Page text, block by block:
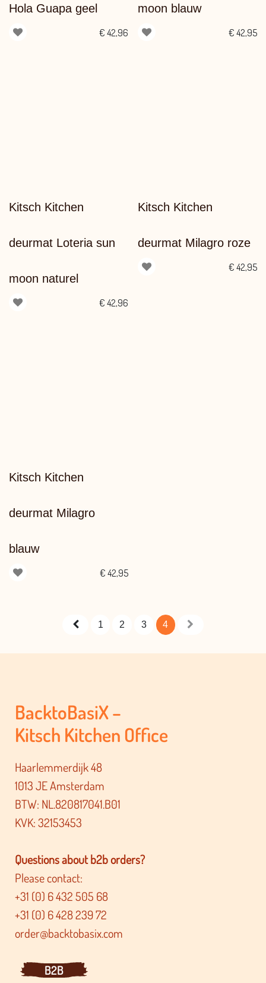
Hola Guapa geel
€ 42,96
moon blauw
€ 42,95
Kitsch Kitchen
deurmat Loteria sun
moon naturel
€ 42,96
Kitsch Kitchen
deurmat Milagro roze
€ 42,95
Kitsch Kitchen
deurmat Milagro
blauw
€ 42,95
1 2 3 4
BacktoBasiX –
Kitsch Kitchen Office
Haarlemmerdijk 48
1013 JE Amsterdam
BTW: NL.820817041.B01
KVK: 32153453
Questions about b2b orders?
Please contact:
+31 (0) 6 432 505 68
+31 (0) 6 428 239 72
order@backtobasix.com
B2B